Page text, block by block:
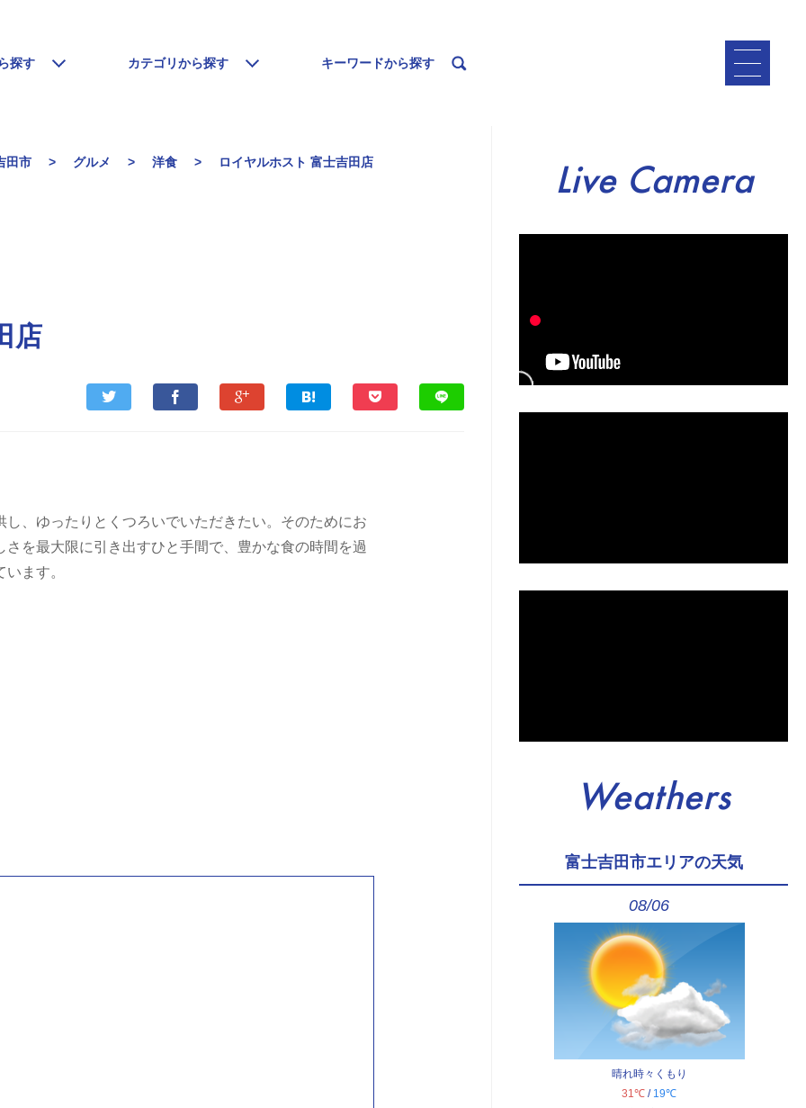
探す カテゴリから探す キーワードから探す
田市 グルメ 洋食 ロイヤルホスト 富士吉田店
店
、ゆったりとくつろいでいただきたい。そのためにお
を最大限に引き出すひと手間で、豊かな食の時間を過
ます。
Live Camera
Weathers
富士吉田市エリアの天気
08/06
晴れ時々くもり
31℃ / 19℃